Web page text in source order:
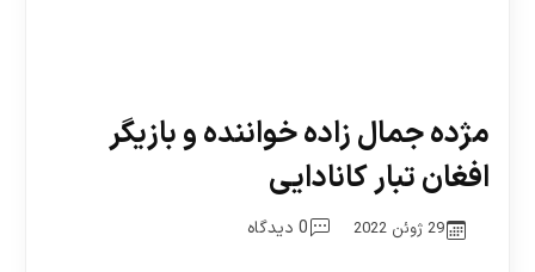
مژده جمال زاده خواننده و بازیگر
افغان تبار کانادایی
29 ژوئن 2022 0 دیدگاه